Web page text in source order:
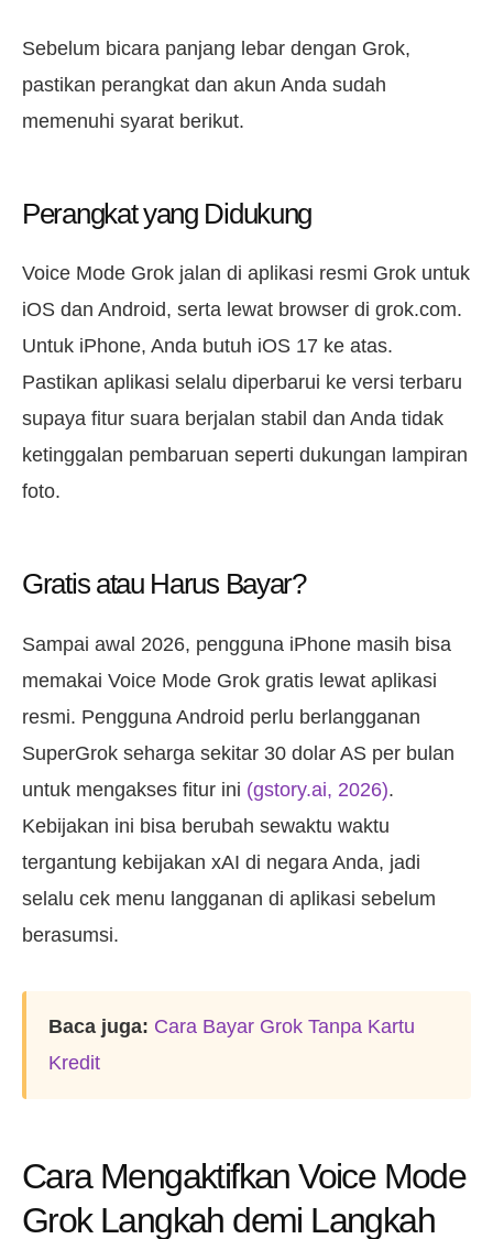
Sebelum bicara panjang lebar dengan Grok,
pastikan perangkat dan akun Anda sudah
memenuhi syarat berikut.
Perangkat yang Didukung
Voice Mode Grok jalan di aplikasi resmi Grok untuk
iOS dan Android, serta lewat browser di grok.com.
Untuk iPhone, Anda butuh iOS 17 ke atas.
Pastikan aplikasi selalu diperbarui ke versi terbaru
supaya fitur suara berjalan stabil dan Anda tidak
ketinggalan pembaruan seperti dukungan lampiran
foto.
Gratis atau Harus Bayar?
Sampai awal 2026, pengguna iPhone masih bisa
memakai Voice Mode Grok gratis lewat aplikasi
resmi. Pengguna Android perlu berlangganan
SuperGrok seharga sekitar 30 dolar AS per bulan
untuk mengakses fitur ini (gstory.ai, 2026).
Kebijakan ini bisa berubah sewaktu waktu
tergantung kebijakan xAI di negara Anda, jadi
selalu cek menu langganan di aplikasi sebelum
berasumsi.
Baca juga: Cara Bayar Grok Tanpa Kartu
Kredit
Cara Mengaktifkan Voice Mode
Grok Langkah demi Langkah